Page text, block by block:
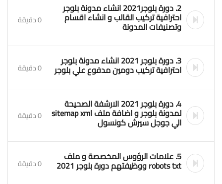
2. دورة بلوجر2021 انشاء مدونة بلوجر
احترافية تركيب القالب و انشاء اقسام
وتصنيفات المدونة 0 دقيقة
3. دورة بلوجر 2021 انشاء مدونة بلوجر
احترافية تركيب دومين مدفوع علي بلوجر 0 دقيقة
4. دورة بلوجر 2021 الارشفة الصحيحة
لمدونة بلوجر و اضافة ملف sitemap xml
الي جوجل سيرش كونسول 0 دقيقة
5. علامات الرؤوس المخصصة و ملف
robots txt ووظيفتهم دورة بلوجر 2021 0 دقيقة